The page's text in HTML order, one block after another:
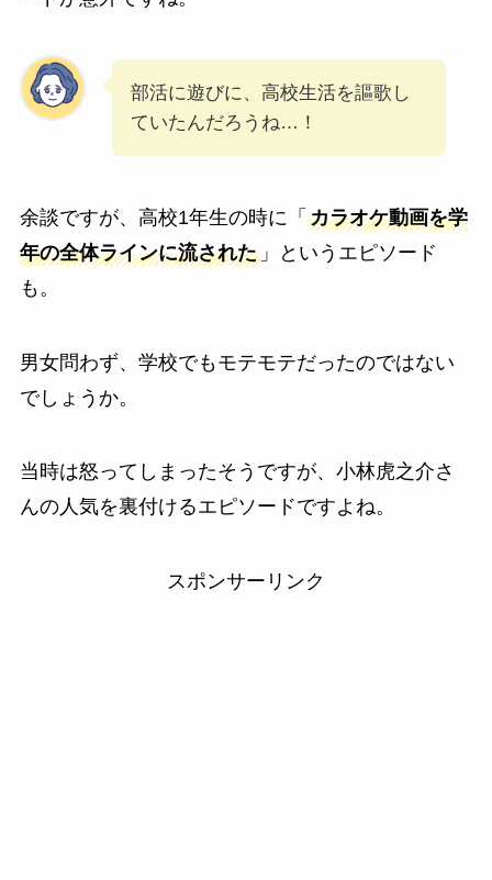
部活に遊びに、高校生活を謳歌し
ていたんだろうね…！
余談ですが、高校1年生の時に「 カラオケ動画を学
年の全体ラインに流された」というエピソード
も。
男女問わず、学校でもモテモテだったのではない
でしょうか。
当時は怒ってしまったそうですが、小林虎之介さ
んの人気を裏付けるエピソードですよね。
スポンサーリンク